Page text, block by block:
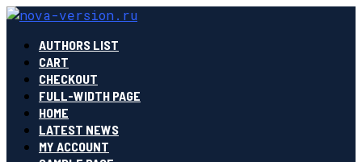
AUTHORS LIST
CART
CHECKOUT
FULL-WIDTH PAGE
HOME
LATEST NEWS
MY ACCOUNT